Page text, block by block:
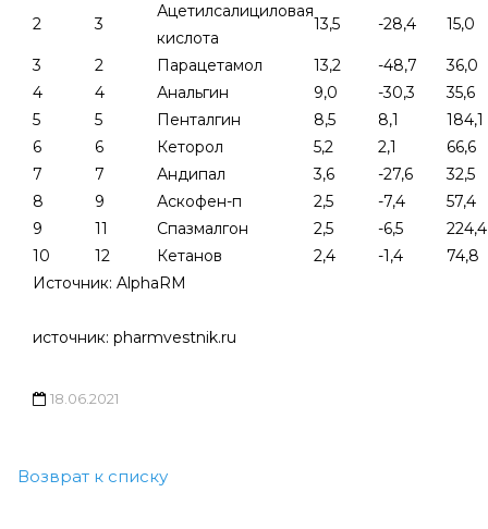
2 3
Ацетилсалициловая
кислота
13,5 -28,4 15,0
3 2 Парацетамол 13,2 -48,7
36,0
4
4 Анальгин 9,0 -30,3
35,6
5
5 Пенталгин 8,5 8,1
184,1
6
6 Кеторол 5,2 2,1
66,6
7
7 Андипал 3,6 -27,6
32,5
8
9 Аскофен-п 2,5 -7,4
57,4
9
11 Спазмалгон 2,5 -6,5
224,4
10
12 Кетанов 2,4 -1,4
74,8
Источник: AlphaRM
источник: pharmvestnik.ru
18.06.2021
Возврат к списку